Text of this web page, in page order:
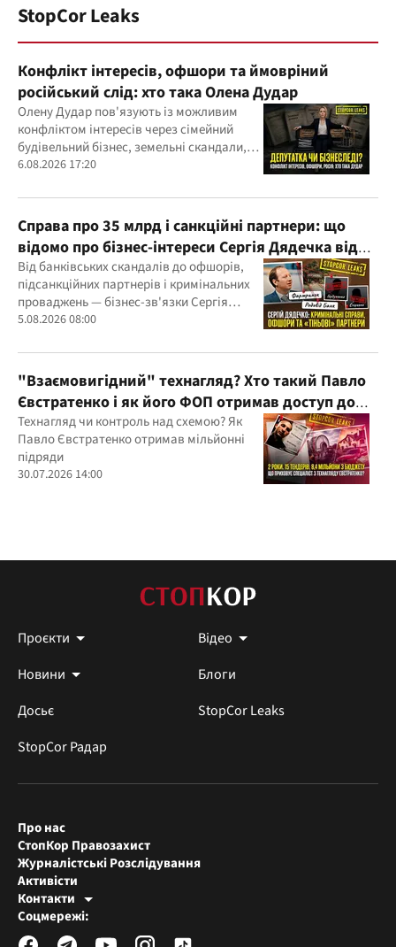
StopCor Leaks
Конфлікт інтересів, офшори та ймовріний
російський слід: хто така Олена Дудар
Олену Дудар пов'язують із можливим
конфліктом інтересів через сімейний
будівельний бізнес, земельні скандали,
судові справи
6.08.2026 17:20
Справа про 35 млрд і санкційні партнери: що
відомо про бізнес-інтереси Сергія Дядечка від
"Родовід Банку" до "ФАРМАСЕЛ"
Від банківських скандалів до офшорів,
підсанкційних партнерів і кримінальних
проваджень — бізнес-зв'язки Сергія
Дядечка й досі простягаються через
5.08.2026 08:00
"Взаємовигідний" технагляд? Хто такий Павло
Євстратенко і як його ФОП отримав доступ до
бюджетних мільйонів?
Технагляд чи контроль над схемою? Як
Павло Євстратенко отримав мільйонні
підряди
30.07.2026 14:00
Проєкти
Відео
Новини
Блоги
Досьє
StopCor Leaks
StopCor Радар
Про нас
СтопКор Правозахист
Журналістські Розслідування
Активісти
Контакти
Редакція СтопКора
Журналісти-розслідувачі
Соцмережі: